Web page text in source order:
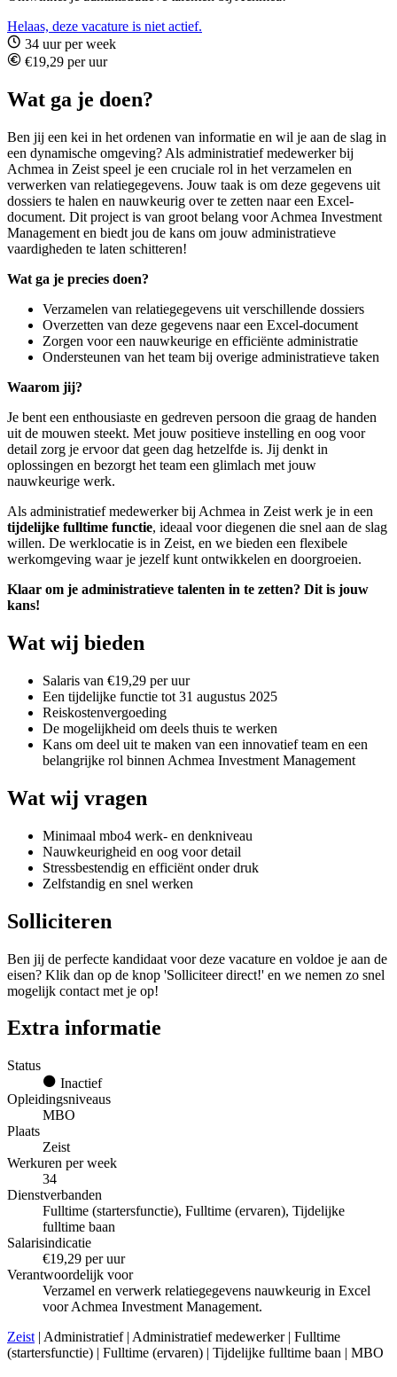
Helaas, deze vacature is niet actief.
34 uur per week
€19,29 per uur
Wat ga je doen?
Ben jij een kei in het ordenen van informatie en wil je aan de slag in
een dynamische omgeving? Als administratief medewerker bij
Achmea in Zeist speel je een cruciale rol in het verzamelen en
verwerken van relatiegegevens. Jouw taak is om deze gegevens uit
dossiers te halen en nauwkeurig over te zetten naar een Excel-
document. Dit project is van groot belang voor Achmea Investment
Management en biedt jou de kans om jouw administratieve
vaardigheden te laten schitteren!
Wat ga je precies doen?
Verzamelen van relatiegegevens uit verschillende dossiers
Overzetten van deze gegevens naar een Excel-document
Zorgen voor een nauwkeurige en efficiënte administratie
Ondersteunen van het team bij overige administratieve taken
Waarom jij?
Je bent een enthousiaste en gedreven persoon die graag de handen
uit de mouwen steekt. Met jouw positieve instelling en oog voor
detail zorg je ervoor dat geen dag hetzelfde is. Jij denkt in
oplossingen en bezorgt het team een glimlach met jouw
nauwkeurige werk.
Als administratief medewerker bij Achmea in Zeist werk je in een
tijdelijke fulltime functie, ideaal voor diegenen die snel aan de slag
willen. De werklocatie is in Zeist, en we bieden een flexibele
werkomgeving waar je jezelf kunt ontwikkelen en doorgroeien.
Klaar om je administratieve talenten in te zetten? Dit is jouw
kans!
Wat wij bieden
Salaris van €19,29 per uur
Een tijdelijke functie tot 31 augustus 2025
Reiskostenvergoeding
De mogelijkheid om deels thuis te werken
Kans om deel uit te maken van een innovatief team en een
belangrijke rol binnen Achmea Investment Management
Wat wij vragen
Minimaal mbo4 werk- en denkniveau
Nauwkeurigheid en oog voor detail
Stressbestendig en efficiënt onder druk
Zelfstandig en snel werken
Solliciteren
Ben jij de perfecte kandidaat voor deze vacature en voldoe je aan de
eisen? Klik dan op de knop 'Solliciteer direct!' en we nemen zo snel
mogelijk contact met je op!
Extra informatie
Status
Inactief
Opleidingsniveaus
MBO
Plaats
Zeist
Werkuren per week
34
Dienstverbanden
Fulltime (startersfunctie), Fulltime (ervaren), Tijdelijke
fulltime baan
Salarisindicatie
€19,29 per uur
Verantwoordelijk voor
Verzamel en verwerk relatiegegevens nauwkeurig in Excel
voor Achmea Investment Management.
Zeist | Administratief | Administratief medewerker | Fulltime
(startersfunctie) | Fulltime (ervaren) | Tijdelijke fulltime baan | MBO